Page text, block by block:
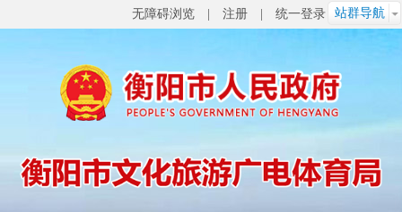
无障碍浏览 注册 统一登录 站群导航